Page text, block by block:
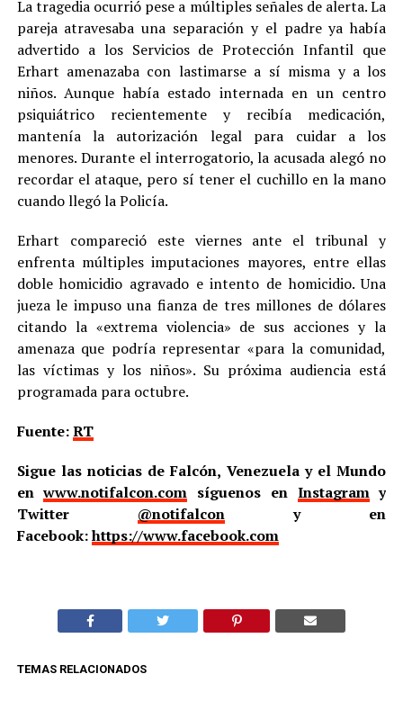
La tragedia ocurrió pese a múltiples señales de alerta. La
pareja atravesaba una separación y el padre ya había
advertido a los Servicios de Protección Infantil que
Erhart amenazaba con lastimarse a sí misma y a los
niños. Aunque había estado internada en un centro
psiquiátrico recientemente y recibía medicación,
mantenía la autorización legal para cuidar a los
menores. Durante el interrogatorio, la acusada alegó no
recordar el ataque, pero sí tener el cuchillo en la mano
cuando llegó la Policía.
Erhart compareció este viernes ante el tribunal y
enfrenta múltiples imputaciones mayores, entre ellas
doble homicidio agravado e intento de homicidio. Una
jueza le impuso una fianza de tres millones de dólares
citando la «extrema violencia» de sus acciones y la
amenaza que podría representar «para la comunidad,
las víctimas y los niños». Su próxima audiencia está
programada para octubre.
Fuente:RT
Sigue las noticias de Falcón, Venezuela y el Mundo
enwww.notifalcon.com síguenos en Instagramy
Twitter @notifalcony en
Facebook:https://www.facebook.com
TEMAS RELACIONADOS